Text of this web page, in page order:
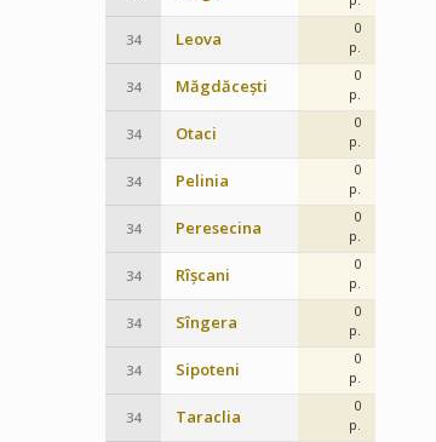
34 Leova
0
p.
34 Măgdăcești
0
p.
34 Otaci
0
p.
34 Pelinia
0
p.
34 Peresecina
0
p.
34 Rîșcani
0
p.
34 Sîngera
0
p.
34 Sipoteni
0
p.
34 Taraclia
0
p.